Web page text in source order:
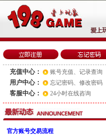
充值中心： 账号充值、 记录查询
用户中心： 忘记密码、 修改密码
客服中心： 24小时在线咨询
官方账号交易流程